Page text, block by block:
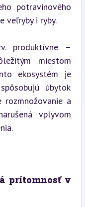
potravinového
veľryby i ryby.
produktívne –
miestom
ekosystém je
úbytok
rozmnožovanie a
vplyvom
prítomnosť v